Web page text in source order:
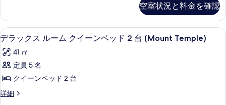
ー
の
す
べ
て
の
写
ー
の
詳
細
キ
ン
グ
ベ
ッ
ド
1
ス
ル
ー
キ
ン
ベ
ッ
ド
空室状況と料金を確認
デ
ラ
ッ
ク
ス
ル
デラックス ルーム クイーンベッド
5
デラックス ルーム クイーンベッド 2 台 (Mount Temple)
41 ㎡
定員 5 名
クイーンベッド 2 台
詳細
デ